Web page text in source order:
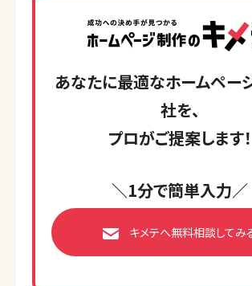
あなたに最適なホームペー
社を、
プロがご提案します！
＼1分で簡単入力／
キメテへ無料相談してみ